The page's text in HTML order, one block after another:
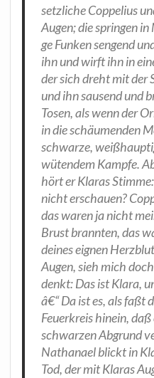
setz­li­che Cop­pe­li­us
Augen; die sprin­gen
ge Fun­ken sen­gend
ihn und wirft ihn in
der sich dreht mit der
und ihn sau­send und
Tosen, als wenn der
in die schäu­men­den
schwar­ze,
wüten­dem Kamp­fe.
hört er Kla­ras
nicht erschau­en?
das waren ja nicht
Brust brann­ten, das
dei­nes eig­nen
Augen, sieh mich
denkt: Das ist Kla­ra,
â€“ Da ist es, als faßt
Feu­er­kreis hin­ein,
schwar­zen Abgrund
Natha­na­el blickt in
Tod, der mit Kla­ras